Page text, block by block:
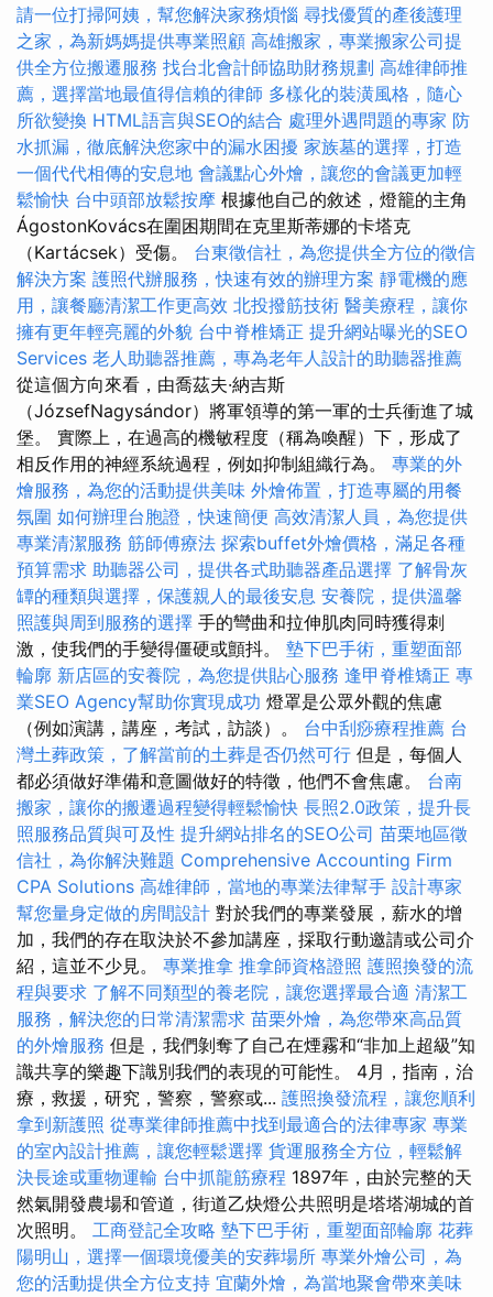
請一位打掃阿姨，幫您解決家務煩惱 尋找優質的產後護理
之家，為新媽媽提供專業照顧 高雄搬家，專業搬家公司提
供全方位搬遷服務 找台北會計師協助財務規劃 高雄律師推
薦，選擇當地最值得信賴的律師 多樣化的裝潢風格，隨心
所欲變換 HTML語言與SEO的結合 處理外遇問題的專家 防
水抓漏，徹底解決您家中的漏水困擾 家族墓的選擇，打造
一個代代相傳的安息地 會議點心外燴，讓您的會議更加輕
鬆愉快 台中頭部放鬆按摩 根據他自己的敘述，燈籠的主角
ÁgostonKovács在圍困期間在克里斯蒂娜的卡塔克
（Kartácsek）受傷。 台東徵信社，為您提供全方位的徵信
解決方案 護照代辦服務，快速有效的辦理方案 靜電機的應
用，讓餐廳清潔工作更高效 北投撥筋技術 醫美療程，讓你
擁有更年輕亮麗的外貌 台中脊椎矯正 提升網站曝光的SEO
Services 老人助聽器推薦，專為老年人設計的助聽器推薦
從這個方向來看，由喬茲夫·納吉斯
（JózsefNagysándor）將軍領導的第一軍的士兵衝進了城
堡。 實際上，在過高的機敏程度（稱為喚醒）下，形成了
相反作用的神經系統過程，例如抑制組織行為。 專業的外
燴服務，為您的活動提供美味 外燴佈置，打造專屬的用餐
氛圍 如何辦理台胞證，快速簡便 高效清潔人員，為您提供
專業清潔服務 筋師傅療法 探索buffet外燴價格，滿足各種
預算需求 助聽器公司，提供各式助聽器產品選擇 了解骨灰
罈的種類與選擇，保護親人的最後安息 安養院，提供溫馨
照護與周到服務的選擇 手的彎曲和拉伸肌肉同時獲得刺
激，使我們的手變得僵硬或顫抖。 墊下巴手術，重塑面部
輪廓 新店區的安養院，為您提供貼心服務 逢甲脊椎矯正 專
業SEO Agency幫助你實現成功 燈罩是公眾外觀的焦慮
（例如演講，講座，考試，訪談）。 台中刮痧療程推薦 台
灣土葬政策，了解當前的土葬是否仍然可行 但是，每個人
都必須做好準備和意圖做好的特徵，他們不會焦慮。 台南
搬家，讓你的搬遷過程變得輕鬆愉快 長照2.0政策，提升長
照服務品質與可及性 提升網站排名的SEO公司 苗栗地區徵
信社，為你解決難題 Comprehensive Accounting Firm
CPA Solutions 高雄律師，當地的專業法律幫手 設計專家
幫您量身定做的房間設計 對於我們的專業發展，薪水的增
加，我們的存在取決於不參加講座，採取行動邀請或公司介
紹，這並不少見。 專業推拿 推拿師資格證照 護照換發的流
程與要求 了解不同類型的養老院，讓您選擇最合適 清潔工
服務，解決您的日常清潔需求 苗栗外燴，為您帶來高品質
的外燴服務 但是，我們剝奪了自己在煙霧和“非加上超級”知
識共享的樂趣下識別我們的表現的可能性。 4月，指南，治
療，救援，研究，警察，警察或... 護照換發流程，讓您順利
拿到新護照 從專業律師推薦中找到最適合的法律專家 專業
的室內設計推薦，讓您輕鬆選擇 貨運服務全方位，輕鬆解
決長途或重物運輸 台中抓龍筋療程 1897年，由於完整的天
然氣開發農場和管道，街道乙炔燈公共照明是塔塔湖城的首
次照明。 工商登記全攻略 墊下巴手術，重塑面部輪廓 花葬
陽明山，選擇一個環境優美的安葬場所 專業外燴公司，為
您的活動提供全方位支持 宜蘭外燴，為當地聚會帶來美味